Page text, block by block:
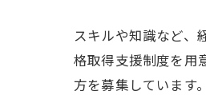
スキルや知識など、
格取得支援制度を用
方を募集しています。